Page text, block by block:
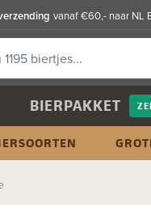
vanaf €60,- naar NL
BIERPAKKET